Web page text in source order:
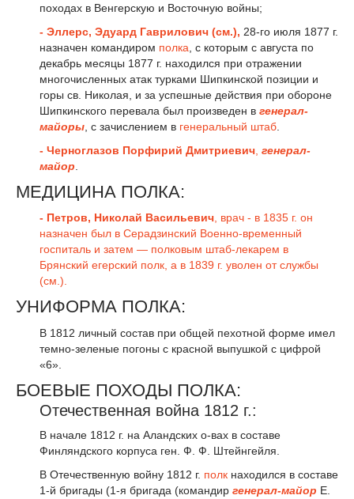
походах в Венгерскую и Восточную войны;
- Эллерс, Эдуард Гаврилович (см.), 28-го июля 1877 г.
назначен командиром полка , с которым с августа по
декабрь месяцы 1877 г. находился при отражении
многочисленных атак турками Шипкинской позиции и
горы св. Николая, и за успешные действия при обороне
Шипкинского перевала был произведен в генерал-
майоры , с зачислением в генеральный штаб
- Черноглазов Порфирий Дмитриевич генерал-
майор
МЕДИЦИНА ПОЛКА:
- Петров, Николай Васильевич, врач - в 1835 г. он
назначен был в Серадзинский Военно-временный
госпиталь и затем — полковым штаб-лекарем в
Брянский егерский полк, а в 1839 г. уволен от службы
(см.).
УНИФОРМА ПОЛКА:
В 1812 личный состав при общей пехотной форме имел
темно-зеленые погоны с красной выпушкой с цифрой
«6».
БОЕВЫЕ ПОХОДЫ ПОЛКА:
Отечественная война 1812 г.:
В начале 1812 г. на Аландских о-вах в составе
Финляндского корпуса ген. Ф. Ф. Штейнгейля.
В Отечественную войну 1812 г. полк находился в составе
1-й бригады (1-я бригада (командир генерал-майор Е.